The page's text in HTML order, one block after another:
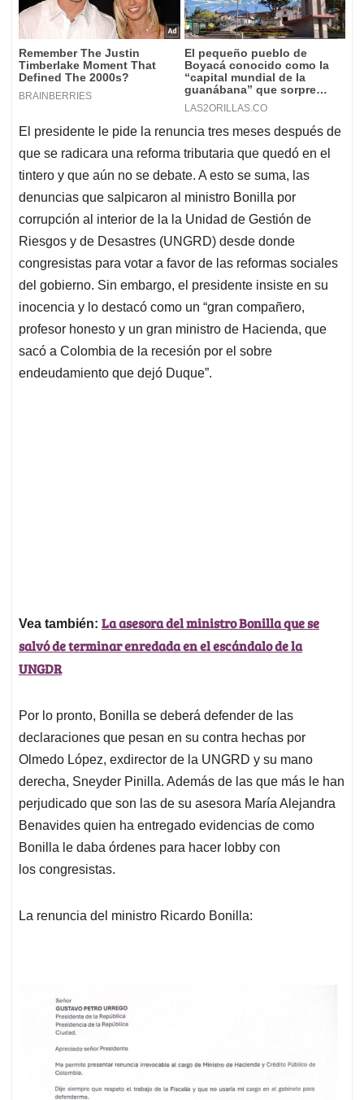
El presidente le pide la renuncia tres meses después de
que se radicara una reforma tributaria que quedó en el
tintero y que aún no se debate. A esto se suma, las
denuncias que salpicaron al ministro Bonilla por
corrupción al interior de la la Unidad de Gestión de
Riesgos y de Desastres (UNGRD) desde donde
congresistas para votar a favor de las reformas sociales
del gobierno. Sin embargo, el presidente insiste en su
inocencia y lo destacó como un “gran compañero,
profesor honesto y un gran ministro de Hacienda, que
sacó a Colombia de la recesión por el sobre
endeudamiento que dejó Duque”.
Vea también: La asesora del ministro Bonilla que se
salvó de terminar enredada en el escándalo de la
UNGDR
Por lo pronto, Bonilla se deberá defender de las
declaraciones que pesan en su contra hechas por
Olmedo López, exdirector de la UNGRD y su mano
derecha, Sneyder Pinilla. Además de las que más le han
perjudicado que son las de su asesora María Alejandra
Benavides quien ha entregado evidencias de como
Bonilla le daba órdenes para hacer lobby con
los congresistas.
La renuncia del ministro Ricardo Bonilla: